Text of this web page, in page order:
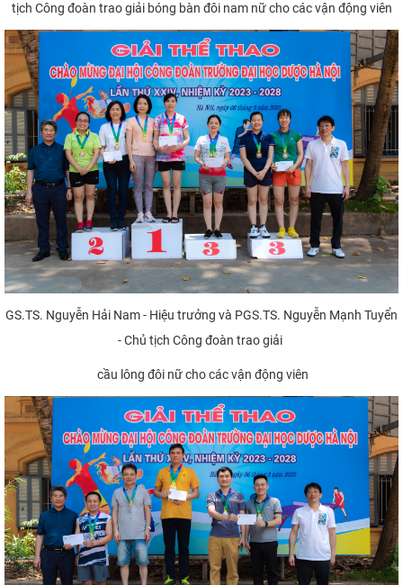
tịch Công đoàn trao giải bóng bàn đôi nam nữ cho các vận động viên
GS.TS. Nguyễn Hải Nam - Hiệu trưởng và PGS.TS. Nguyễn Mạnh Tuyển
- Chủ tịch Công đoàn trao giải
cầu lông đôi nữ cho các vận động viên